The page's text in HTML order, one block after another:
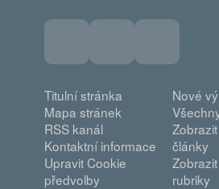
Titulní stránka
Mapa stránek
RSS kanál
Kontaktní informace
Upravit Cookie
předvolby
Nové
články
rubriky